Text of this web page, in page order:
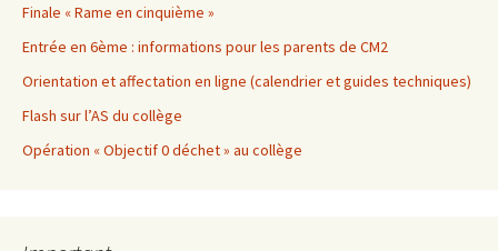
Finale « Rame en cinquième »
Entrée en 6ème : informations pour les parents de CM2
Orientation et affectation en ligne (calendrier et guides techniques)
Flash sur l’AS du collège
Opération « Objectif 0 déchet » au collège